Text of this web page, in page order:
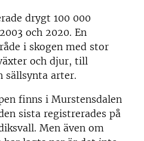
drygt 100 000
och 2020. En
i skogen med stor
och djur, till
sällsynta arter.
finns i Murstensdalen
sista registrerades på
Men även om